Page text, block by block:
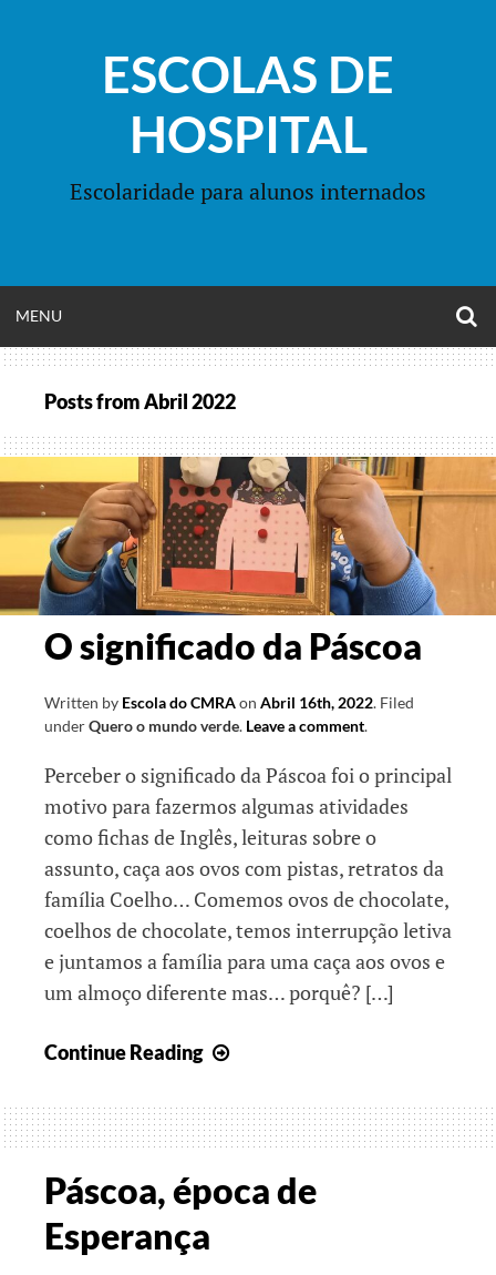
ESCOLAS DE
HOSPITAL
Escolaridade para alunos internados
MENU
MENU
Posts fromAbril 2022
O significado da Páscoa
Written by Escola do CMRAon Abril 16th, 2022. Filed
underQuero o mundo verde. Leave a comment.
Perceber o significado da Páscoa foi o principal
motivo para fazermos algumas atividades
como fichas de Inglês, leituras sobre o
assunto, caça aos ovos com pistas, retratos da
família Coelho… Comemos ovos de chocolate,
coelhos de chocolate, temos interrupção letiva
e juntamos a família para uma caça aos ovos e
um almoço diferente mas… porquê? […]
Continue Reading
da
Páscoa
Páscoa, época de
Esperança